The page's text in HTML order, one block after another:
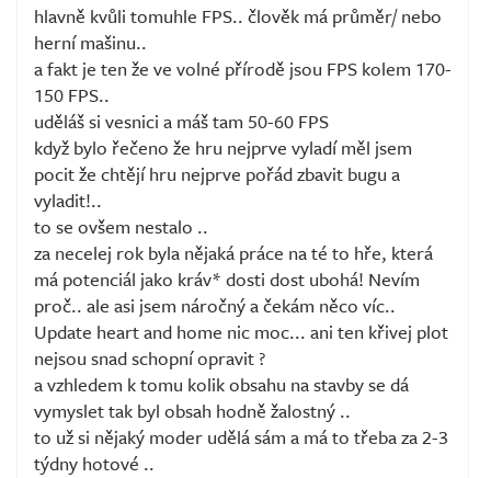
hlavně kvůli tomuhle FPS.. člověk má průměr/ nebo
herní mašinu..
a fakt je ten že ve volné přírodě jsou FPS kolem 170-
150 FPS..
uděláš si vesnici a máš tam 50-60 FPS
když bylo řečeno že hru nejprve vyladí měl jsem
pocit že chtějí hru nejprve pořád zbavit bugu a
vyladit!..
to se ovšem nestalo ..
za necelej rok byla nějaká práce na té to hře, která
má potenciál jako kráv* dosti dost ubohá! Nevím
proč.. ale asi jsem náročný a čekám něco víc..
Update heart and home nic moc... ani ten křivej plot
nejsou snad schopní opravit ?
a vzhledem k tomu kolik obsahu na stavby se dá
vymyslet tak byl obsah hodně žalostný ..
to už si nějaký moder udělá sám a má to třeba za 2-3
týdny hotové ..